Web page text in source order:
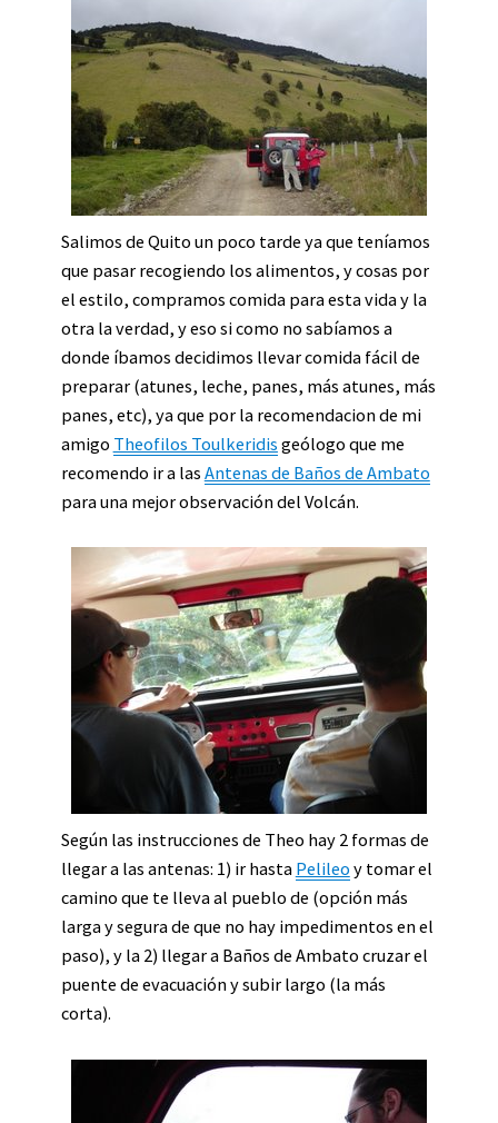
Salimos de Quito un poco tarde ya que teníamos
que pasar recogiendo los alimentos, y cosas por
el estilo, compramos comida para esta vida y la
otra la verdad, y eso si como no sabíamos a
donde íbamos decidimos llevar comida fácil de
preparar (atunes, leche, panes, más atunes, más
panes, etc), ya que por la recomendacion de mi
amigo Theofilos Toulkeridis geólogo que me
recomendo ir a las Antenas de Baños de Ambato
para una mejor observación del Volcán.
Según las instrucciones de Theo hay 2 formas de
llegar a las antenas: 1) ir hasta Pelileo y tomar el
camino que te lleva al pueblo de (opción más
larga y segura de que no hay impedimentos en el
paso), y la 2) llegar a Baños de Ambato cruzar el
puente de evacuación y subir largo (la más
corta).